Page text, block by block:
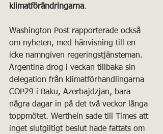
klimatförändringarna.
Washington Post rapporterade också
om nyheten, med hänvisning till en
icke namngiven regeringstjänsteman.
Argentina drog i veckan tillbaka sin
delegation från klimatförhandlingarna
COP29 i Baku, Azerbajdzjan, bara
några dagar in på det två veckor långa
toppmötet. Werthein sade till Times att
inget slutgiltigt beslut hade fattats om